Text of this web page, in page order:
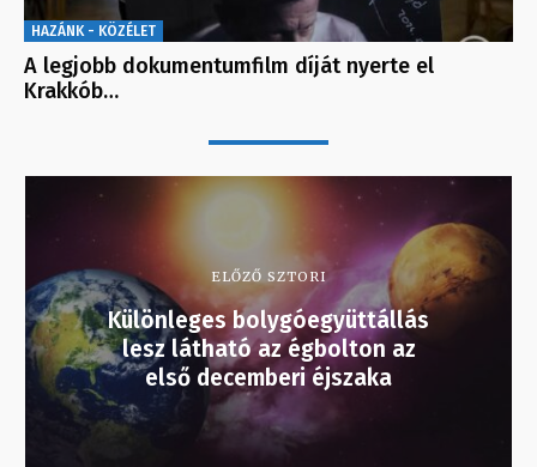
HAZÁNK - KÖZÉLET
A legjobb dokumentumfilm díját nyerte el
Krakkób…
ELŐZŐ SZTORI
Különleges bolygóegyüttállás
lesz látható az égbolton az
első decemberi éjszaka